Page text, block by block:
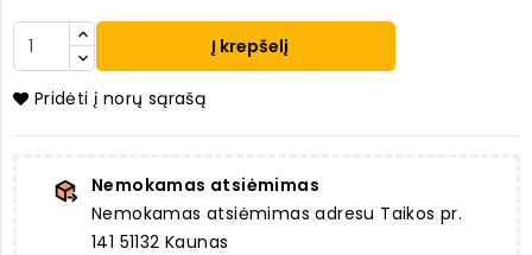
Į krepšelį
Pridėti į norų sąrašą
Nemokamas atsiėmimas
Nemokamas atsiėmimas adresu Taikos pr.
141 51132 Kaunas